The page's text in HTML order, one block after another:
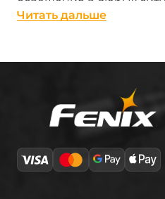
даже экстремальных.
Фонари производства
солнца в кармане».
миниатюрного брелка-
выполняют свою
отличаются высокой
неприхотливостью и
подтверждены
Читать дальше